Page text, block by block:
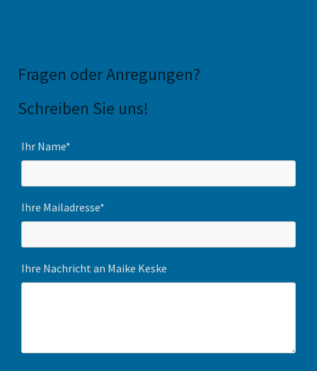
Fragen oder Anregungen?
Schreiben Sie uns!
Ihr Name*
Ihre Mailadresse*
Ihre Nachricht an Maike Keske